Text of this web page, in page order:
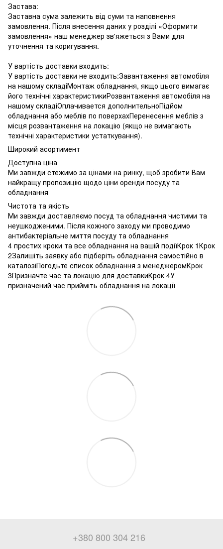
Застава:
Заставна сума залежить від суми та наповнення
замовлення. Після внесення даних у розділі «Оформити
замовлення» наш менеджер зв'яжеться з Вами для
уточнення та коригування.
У вартість доставки входить:
У вартість доставки не входить:Завантаження автомобіля
на нашому складіМонтаж обладнання, якщо цього вимагає
його технічні характеристикиРозвантаження автомобіля на
нашому складіОплачивается дополнительноПідйом
обладнання або меблів по поверхахПеренесення меблів з
місця розвантаження на локацію (якщо не вимагають
технічні характеристики устаткування).
Широкий асортимент
Доступна ціна
Ми завжди стежимо за цінами на ринку, щоб зробити Вам
найкращу пропозицію щодо ціни оренди посуду та
обладнання
Чистота та якість
Ми завжди доставляємо посуд та обладнання чистими та
неушкодженими. Після кожного заходу ми проводимо
антибактеріальне миття посуду та обладнання
4 простих кроки та все обладнання на вашій подіїКрок 1Крок
2Залишіть заявку або підберіть обладнання самостійно в
каталозіПогодьте список обладнання з менеджеромКрок
3Призначте час та локацію для доставкиКрок 4У
призначений час прийміть обладнання на локації
+380 800 304 216